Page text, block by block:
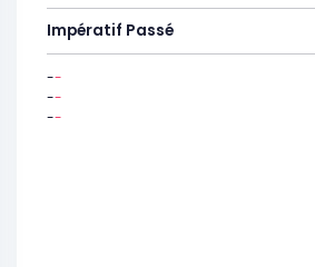
Impératif Passé
--
--
--